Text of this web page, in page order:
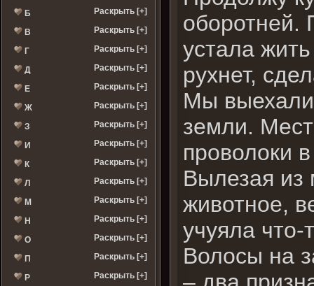
Б Раскрыть [+]
В Раскрыть [+]
Г Раскрыть [+]
Д Раскрыть [+]
Е Раскрыть [+]
Ж Раскрыть [+]
З Раскрыть [+]
И Раскрыть [+]
К Раскрыть [+]
Л Раскрыть [+]
М Раскрыть [+]
Н Раскрыть [+]
О Раскрыть [+]
П Раскрыть [+]
Р Раскрыть [+]
оборотней.
устала
рухнет,
Мы выехали
земли.
проволоки
Вылезая из
животное,
учуяла
Волосы на